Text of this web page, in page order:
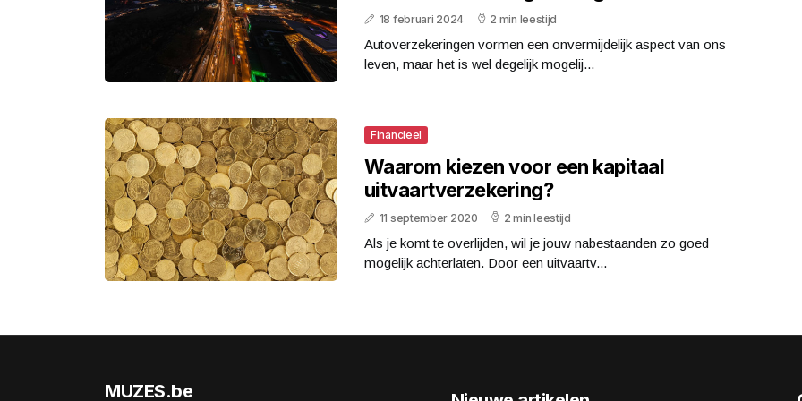
18 februari 2024 2 min leestijd
Autoverzekeringen vormen een onvermijdelijk aspect van ons
leven, maar het is wel degelijk mogelij...
Financieel
Waarom kiezen voor een kapitaal
uitvaartverzekering?
11 september 2020 2 min leestijd
Als je komt te overlijden, wil je jouw nabestaanden zo goed
mogelijk achterlaten. Door een uitvaartv...
MUZES.be